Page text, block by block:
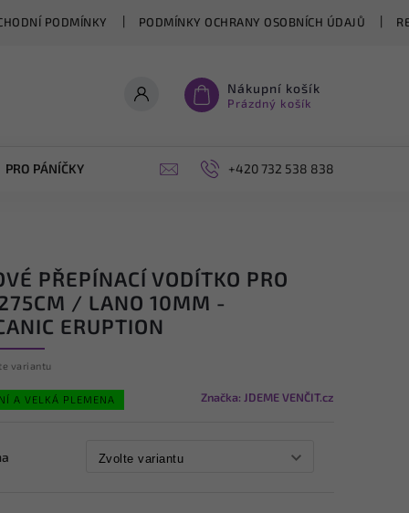
PODMÍNKY PODMÍNKY OCHRANY OSOBNÍCH ÚDAJŮ
Nákupní košík
Prázdný košík
PRO PÁNÍČKY OPLÁŠTĚNÍ PERGOL NA MÍRU
+420 732 538 838
PŘEPÍNACÍ VODÍTKO PRO
/ LANO 10MM -
ERUPTION
variantu
A VELKÁ PLEMENA Značka: JDEME VENČIT.cz